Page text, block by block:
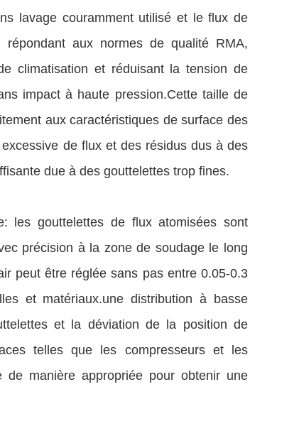
lavage couramment utilisé et le flux de
aux normes de qualité RMA,
climatisation et réduisant la tension de
impact à haute pression.Cette taille de
aux caractéristiques de surface des
de flux et des résidus dus à des
due à des gouttelettes trop fines.
les gouttelettes de flux atomisées sont
précision à la zone de soudage le long
peut être réglée sans pas entre 0.05-0.3
et matériaux.une distribution à basse
et la déviation de la position de
telles que les compresseurs et les
manière appropriée pour obtenir une